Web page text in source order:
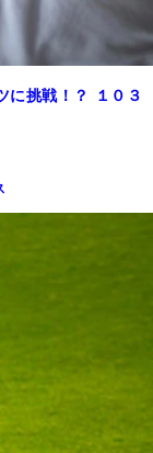
に挑戦！？ １０３